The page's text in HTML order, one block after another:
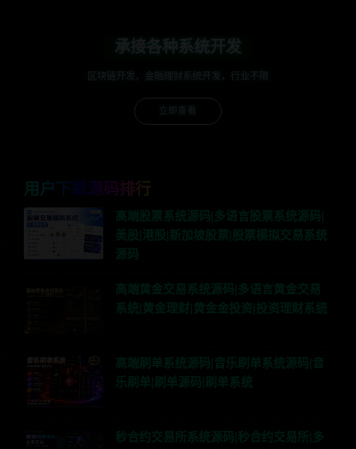
承接各种系统开发
区块链开发，金融理财系统开发，行业不限
立即查看
用户下载源码排行
高端股票系统源码|多语言股票系统源码|
美股|港股|新加坡股票|股票模拟交易系统
源码
高端黄金交易系统源码|多语言黄金交易
系统|黄金理财|黄金金投资|投资理财系统
高端刷单系统源码|音乐刷单系统源码|音
乐刷单|刷单源码|刷单系统
秒合约交易所系统源码|秒合约交易所|多